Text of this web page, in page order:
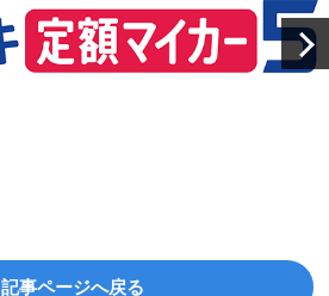
記事ページへ戻る